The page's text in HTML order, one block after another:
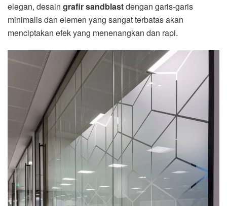
elegan, desain grafir sandblastdengan garis-garis
minimalis dan elemen yang sangat terbatas akan
menciptakan efek yang menenangkan dan rapi.